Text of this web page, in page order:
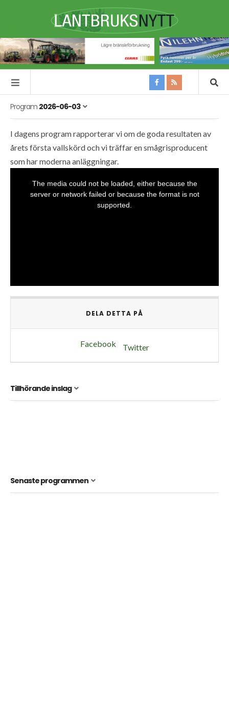
Program 2026-06-03
I dagens program rapporterar vi om de goda resultaten av
årets första vallskörd och vi träffar en smågrisproducent
som har moderna anläggningar.
DELA DETTA PÅ
Facebook Twitter
Tillhörande inslag
Senaste programmen